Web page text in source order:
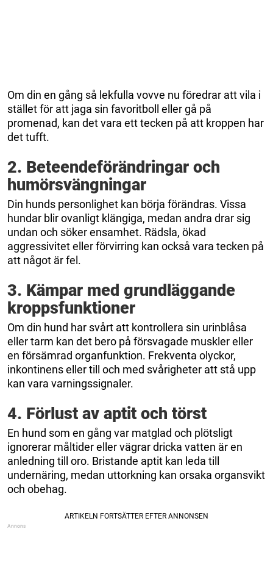
Om din en gång så lekfulla vovve nu föredrar att vila i
stället för att jaga sin favoritboll eller gå på
promenad, kan det vara ett tecken på att kroppen har
det tufft.
2. Beteendeförändringar och
humörsvängningar
Din hunds personlighet kan börja förändras. Vissa
hundar blir ovanligt klängiga, medan andra drar sig
undan och söker ensamhet. Rädsla, ökad
aggressivitet eller förvirring kan också vara tecken på
att något är fel.
3. Kämpar med grundläggande
kroppsfunktioner
Om din hund har svårt att kontrollera sin urinblåsa
eller tarm kan det bero på försvagade muskler eller
en försämrad organfunktion. Frekventa olyckor,
inkontinens eller till och med svårigheter att stå upp
kan vara varningssignaler.
4. Förlust av aptit och törst
En hund som en gång var matglad och plötsligt
ignorerar måltider eller vägrar dricka vatten är en
anledning till oro. Bristande aptit kan leda till
undernäring, medan uttorkning kan orsaka organsvikt
och obehag.